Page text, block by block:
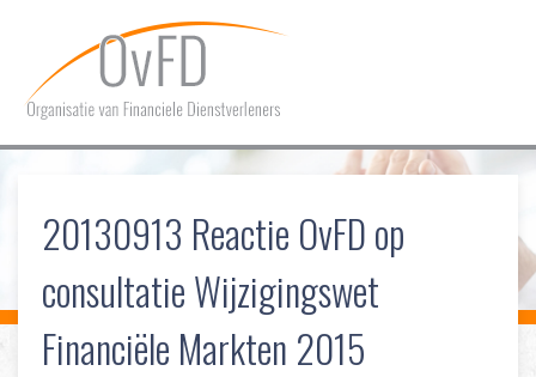
HOME
OVER OVFD
LIDMAATSCHAP
COMMUNICATIE
20130913 Reactie OvFD op
consultatie Wijzigingswet
Financiële Markten 2015